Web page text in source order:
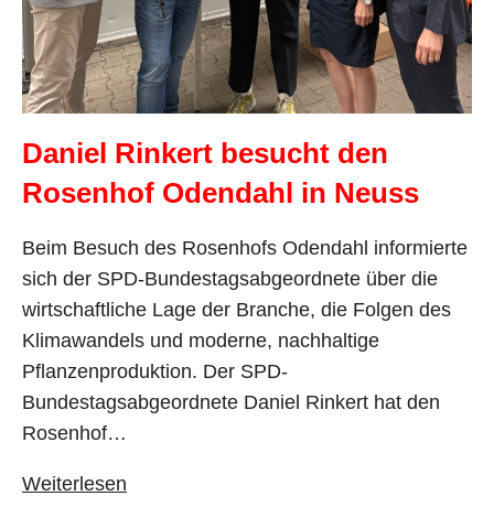
Daniel Rinkert besucht den
Rosenhof Odendahl in Neuss
Beim Besuch des Rosenhofs Odendahl informierte
sich der SPD-Bundestagsabgeordnete über die
wirtschaftliche Lage der Branche, die Folgen des
Klimawandels und moderne, nachhaltige
Pflanzenproduktion. Der SPD-
Bundestagsabgeordnete Daniel Rinkert hat den
Rosenhof…
Weiterlesen